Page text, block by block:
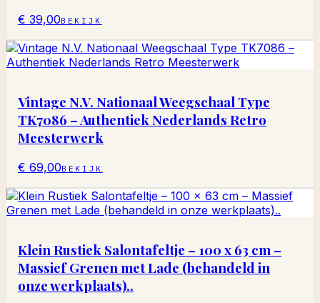
€ 39,00BEKIJK
Vintage N.V. Nationaal Weegschaal Type
TK7086 – Authentiek Nederlands Retro
Meesterwerk
€ 69,00BEKIJK
Klein Rustiek Salontafeltje – 100 x 63 cm –
Massief Grenen met Lade (behandeld in
onze werkplaats)..